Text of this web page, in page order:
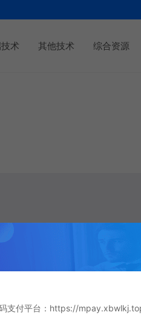
术 其他技术 综合资源
支付平台：https://